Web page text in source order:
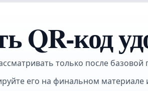
QR-код
только после
его на финальном